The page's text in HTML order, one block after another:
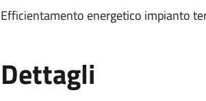
Efficientamento energetico impianto
Dettagli